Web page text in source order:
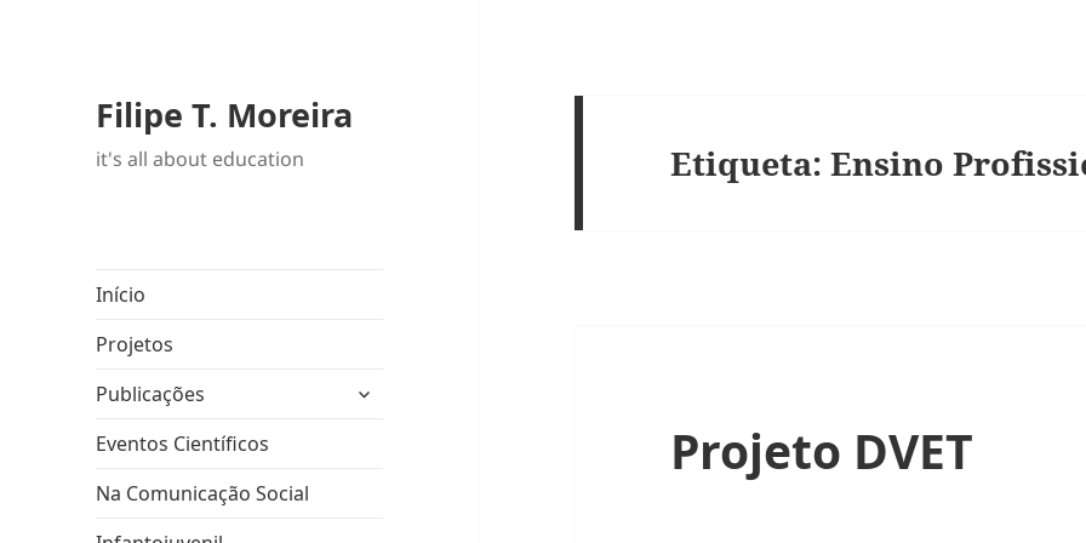
Filipe T. Moreira
it's all about education
Início
Projetos
Publicações
expandir
Eventos Científicos
Na Comunicação Social
Etiqueta:Ensino
Projeto DVET